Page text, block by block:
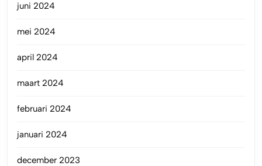
juni 2024
mei 2024
april 2024
maart 2024
februari 2024
januari 2024
december 2023